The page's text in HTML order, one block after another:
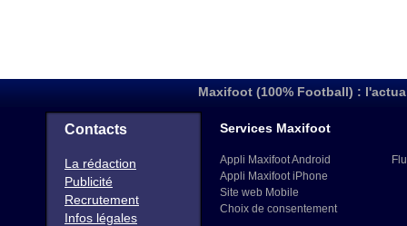
Maxifoot (100% Football) :
Contacts
La rédaction
Publicité
Recrutement
Infos légales
Services Maxifoot
Appli Maxifoot Android
Appli Maxifoot iPhone
Site web Mobile
Choix de consentement